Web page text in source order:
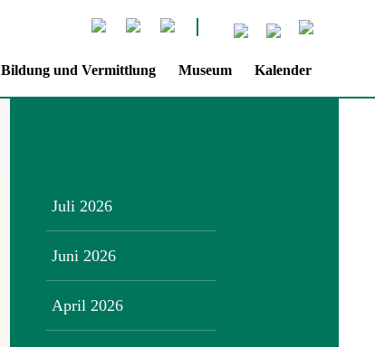
Bildung und Vermittlung Museum Kalender
Juli 2026
Juni 2026
April 2026